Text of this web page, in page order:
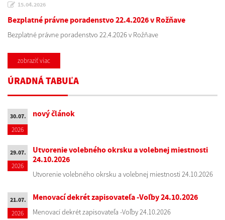
15.04.2026
Bezplatné právne poradenstvo 22.4.2026 v Rožňave
Bezplatné právne poradenstvo 22.4.2026 v Rožňave
zobraziť viac
ÚRADNÁ TABUĽA
30.07.
2026
nový článok
29.07.
2026
Utvorenie volebného okrsku a volebnej miestnosti
24.10.2026
Utvorenie volebného okrsku a volebnej miestnosti 24.10.2026
21.07.
2026
Menovací dekrét zapisovateľa -Voľby 24.10.2026
Menovací dekrét zapisovateľa -Voľby 24.10.2026